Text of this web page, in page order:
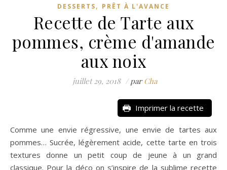
DESSERTS, PRÊT À L'AVANCE
Recette de Tarte aux
pommes, crème d'amande
aux noix
juillet 29, 2018 /par Cha
Imprimer la recette
Comme une envie régressive, une envie de tartes aux
pommes… Sucrée, légèrement acide, cette tarte en trois
textures donne un petit coup de jeune à un grand
classique. Pour la déco on s’inspire de la sublime recette